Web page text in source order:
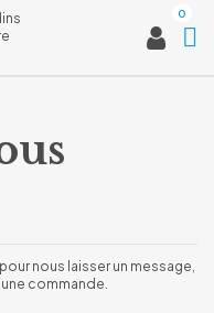
0
nous laisser un message,
commande.